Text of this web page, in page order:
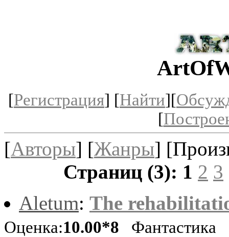
[Регистрация] [Найти][
[
[Авторы] [Жанры]
Страниц (3): 1 2 3
Aletum: The
Оценка:10.00*8 Фантастика